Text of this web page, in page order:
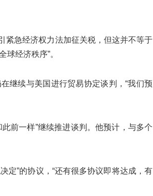
紧急经济权力法加征关税，但这并不等于
经济秩序”。
继续与美国进行贸易协定谈判，“我们预
前一样”继续推进谈判。他预计，与多个
定”的协议，“还有很多协议即将达成，有